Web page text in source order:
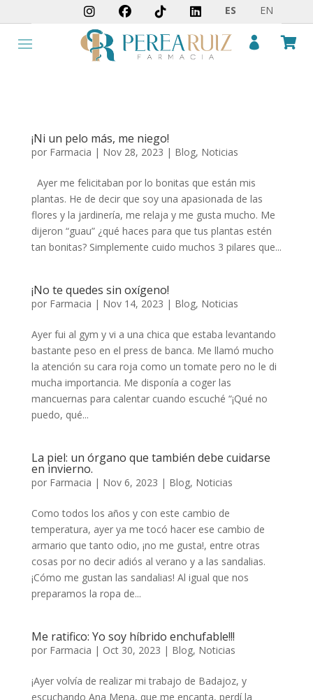
ES EN


¡Ni un pelo más, me niego!
por Farmacia | Nov 28, 2023 | Blog, Noticias
Ayer me felicitaban por lo bonitas que están mis
plantas. He de decir que soy una apasionada de las
flores y la jardinería, me relaja y me gusta mucho. Me
dijeron “guau” ¿qué haces para que tus plantas estén
tan bonitas? Simplemente cuido muchos 3 pilares que...
¡No te quedes sin oxígeno!
por Farmacia | Nov 14, 2023 | Blog, Noticias
Ayer fui al gym y vi a una chica que estaba levantando
bastante peso en el press de banca. Me llamó mucho
la atención su cara roja como un tomate pero no le di
mucha importancia. Me disponía a coger las
mancuernas para calentar cuando escuché “¡Qué no
puedo, qué...
La piel: un órgano que también debe cuidarse
en invierno.
por Farmacia | Nov 6, 2023 | Blog, Noticias
Como todos los años y con este cambio de
temperatura, ayer ya me tocó hacer ese cambio de
armario que tanto odio, ¡no me gusta!, entre otras
cosas por no decir adiós al verano y a las sandalias.
¡Cómo me gustan las sandalias! Al igual que nos
preparamos la ropa de...
Me ratifico: Yo soy híbrido enchufable!!!
por Farmacia | Oct 30, 2023 | Blog, Noticias
¡Ayer volvía de realizar mi trabajo de Badajoz, y
escuchando Ana Mena, que me encanta, perdí la